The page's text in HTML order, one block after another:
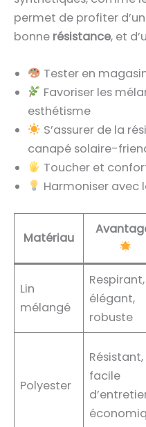
permet de profiter
bonne résistance, et
Tester en
Favoriser les
esthétisme
S’assurer de la
canapé solaire-
Toucher et
Harmoniser avec
Matériau
Lin
mélangé
Respirant,
élégant,
robuste
Polyester
Résistant,
facile